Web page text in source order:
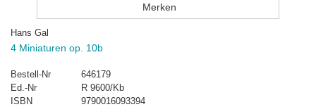
Merken
Hans Gal
4 Miniaturen op. 10b
Bestell-Nr
646179
Ed.-Nr
R 9600/Kb
ISBN
9790016093394